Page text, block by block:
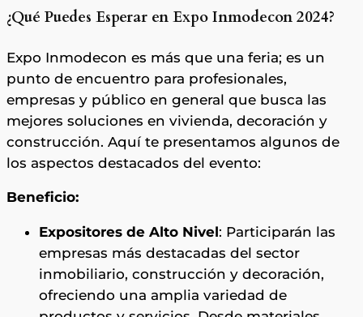
¿Qué Puedes Esperar en Expo Inmodecon 2024?
Expo Inmodecon es más que una feria; es un
punto de encuentro para profesionales,
empresas y público en general que busca las
mejores soluciones en vivienda, decoración y
construcción. Aquí te presentamos algunos de
los aspectos destacados del evento:
Beneficio:
Expositores de Alto Nivel: Participarán las
empresas más destacadas del sector
inmobiliario, construcción y decoración,
ofreciendo una amplia variedad de